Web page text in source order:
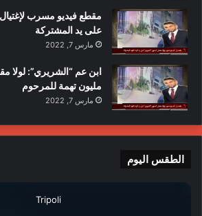
مقطع فيديو مسرب
على يد المشتركة
مارس 7, 2022
ابن عم “الشريري”: لولا
مليون تهمة للمرحوم
مارس 7, 2022
الطقس اليوم
Tripoli